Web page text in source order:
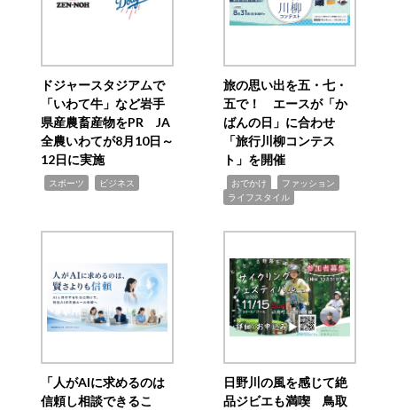
ドジャースタジアムで
「いわて牛」など岩手
県産農畜産物をPR JA
全農いわてが8月10日～
12日に実施
スポーツ ビジネス
旅の思い出を五・七・
五で！ エースが「か
ばんの日」に合わせ
「旅行川柳コンテス
ト」を開催
おでかけ ファッション
ライフスタイル
「人がAIに求めるのは
信頼し相談できるこ
日野川の風を感じて絶
品ジビエも満喫 鳥取